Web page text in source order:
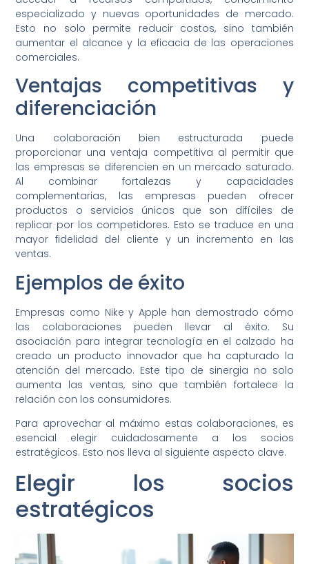
especializado y nuevas oportunidades de mercado.
Esto no solo permite reducir costos, sino también
aumentar el alcance y la eficacia de las operaciones
comerciales.
Ventajas competitivas y
diferenciación
Una colaboración bien estructurada puede
proporcionar una ventaja competitiva al permitir que
las empresas se diferencien en un mercado saturado.
Al combinar fortalezas y capacidades
complementarias, las empresas pueden ofrecer
productos o servicios únicos que son difíciles de
replicar por los competidores. Esto se traduce en una
mayor fidelidad del cliente y un incremento en las
ventas.
Ejemplos de éxito
Empresas como Nike y Apple han demostrado cómo
las colaboraciones pueden llevar al éxito. Su
asociación para integrar tecnología en el calzado ha
creado un producto innovador que ha capturado la
atención del mercado. Este tipo de sinergia no solo
aumenta las ventas, sino que también fortalece la
relación con los consumidores.
Para aprovechar al máximo estas colaboraciones, es
esencial elegir cuidadosamente a los socios
estratégicos. Esto nos lleva al siguiente aspecto clave.
Elegir los socios
estratégicos